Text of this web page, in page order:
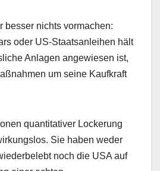
besser nichts vormachen:
oder US-Staatsanleihen hält
Anlagen angewiesen ist,
um seine Kaufkraft
quantitativer Lockerung
Sie haben weder
noch die USA auf